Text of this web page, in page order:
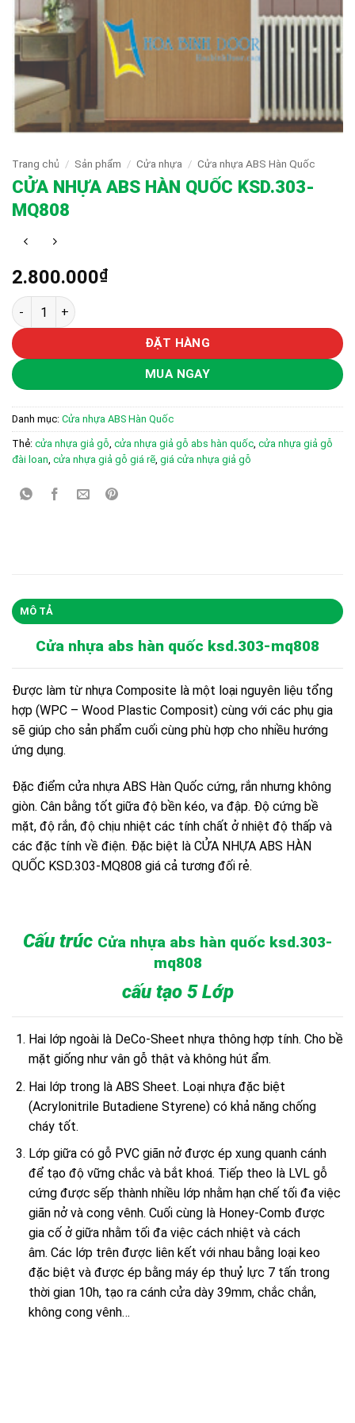
Trang chủ / Sản phẩm / Cửa nhựa / Cửa nhựa ABS Hàn Quốc
CỬA NHỰA ABS HÀN QUỐC KSD.303-
MQ808
2.800.000₫
CỬA NHỰA ABS HÀN QUỐC KSD.303-MQ808 số lượng
ĐẶT HÀNG
MUA NGAY
Danh mục: Cửa nhựa ABS Hàn Quốc
Thẻ: cửa nhựa giả gỗ, cửa nhựa giả gỗ abs hàn quốc, cửa nhựa giả gỗ
đài loan, cửa nhựa giả gỗ giá rẽ, giá cửa nhựa giả gỗ
MÔ TẢ
Cửa nhựa abs hàn quốc ksd.303-mq808
Được làm từ nhựa Composite là một loại nguyên liệu tổng
hợp (WPC – Wood Plastic Composit) cùng với các phụ gia
sẽ giúp cho sản phẩm cuối cùng phù hợp cho nhiều hướng
ứng dụng.
Đặc điểm cửa nhựa ABS Hàn Quốc cứng, rắn nhưng không
giòn. Cân bằng tốt giữa độ bền kéo, va đập. Độ cứng bề
mặt, độ rắn, độ chịu nhiệt các tính chất ở nhiệt độ thấp và
các đặc tính về điện. Đặc biệt là CỬA NHỰA ABS HÀN
QUỐC KSD.303-MQ808 giá cả tương đối rẻ.
Cấu trúc Cửa nhựa abs hàn quốc ksd.303-
mq808
cấu tạo 5 Lớp
Hai lớp ngoài là DeCo-Sheet nhựa thông hợp tính. Cho bề
mặt giống như vân gỗ thật và không hút ẩm.
Hai lớp trong là ABS Sheet. Loại nhựa đặc biệt
(Acrylonitrile Butadiene Styrene) có khả năng chống
cháy tốt.
Lớp giữa có gỗ PVC giãn nở được ép xung quanh cánh
để tạo độ vững chắc và bắt khoá. Tiếp theo là LVL gỗ
cứng được sếp thành nhiều lớp nhằm hạn chế tối đa việc
giãn nở và cong vênh. Cuối cùng là Honey-Comb được
gia cố ở giữa nhằm tối đa việc cách nhiệt và cách
âm. Các lớp trên được liên kết với nhau bằng loại keo
đặc biệt và được ép bằng máy ép thuỷ lực 7 tấn trong
thời gian 10h, tạo ra cánh cửa dày 39mm, chắc chắn,
không cong vênh…